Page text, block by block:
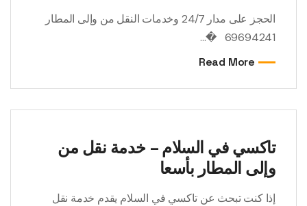
الحجز على مدار 24/7 وخدمات النقل من وإلى المطار
69694241 �...
Read More
تاكسي في السلام – خدمة نقل من
وإلى المطار بأسعا
إذا كنت تبحث عن تاكسي في السلام يقدم خدمة نقل